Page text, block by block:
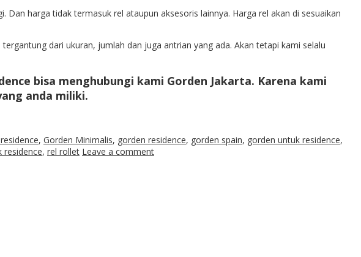
harga tidak termasuk rel ataupun aksesoris lainnya. Harga rel akan di sesuaikan
dari ukuran, jumlah dan juga antrian yang ada. Akan tetapi kami selalu
bisa menghubungi kami Gorden Jakarta. Karena kami
anda miliki.
, Gorden Minimalis, gorden residence, gorden spain, gorden untuk residence,
residence, rel rollet Leave a comment